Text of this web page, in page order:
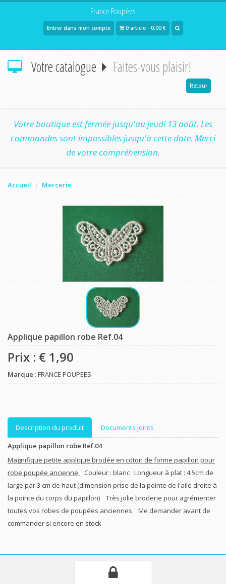
France Poupées
Entrer dans mon compte 0 article - 0,00 €
Votre catalogue Faites-vous plaisir!
Retour
Votre boutique est fermée jusqu'au jeudi 13 août. Les
commandes sont impossibles jusqu'à cette date. Merci
de votre compréhension.
Accueil Mercerie
Applique papillon robe Ref.04
Prix : € 1,90
Marque : FRANCE POUPEES
Description du produit
Documents joints
Applique papillon robe Ref.04
Magnifique petite applique brodée en coton de forme papillon pour
robe poupée ancienne
Couleur : blanc Longueur à plat : 4.5cm de
large par 3 cm de haut (dimension prise de la pointe de l'aile droite à
la pointe du corps du papillon) Très jolie broderie pour agrémenter
toutes vos robes de poupées anciennes Me demander avant de
commander si encore en stock